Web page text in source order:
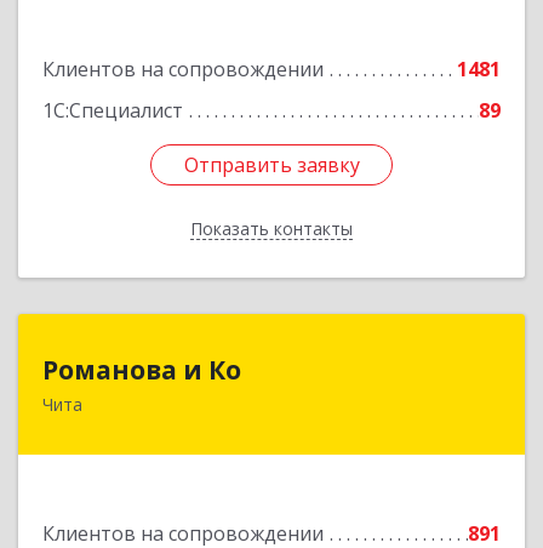
Клиентов на сопровождении
1481
1С:Специалист
89
Отправить заявку
Показать контакты
Отправить заявку
Назад
Романова и Ко
Чита
Клиентов на сопровождении
891
672000, Забайкальский край, Чита г, Анохина